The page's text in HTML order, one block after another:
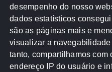
CREA-MT Eventos
MPF Notícias PF
Receita Federal Sem
desempenho do nosso
dados estatísticos
são as páginas mais e
visualizar a
tanto, compartilhamos com
endereço IP do usuário e